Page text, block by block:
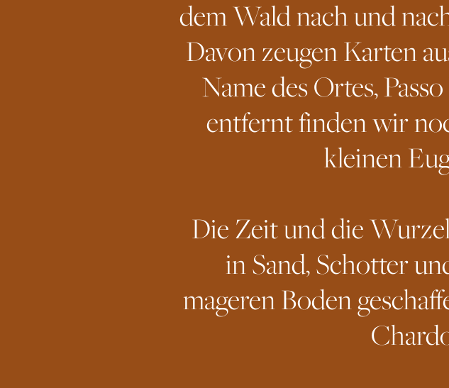
dem Wald nach und
Davon zeugen Karten
Name des Ortes,
entfernt finden wir
kleinen
Die Zeit und die
in Sand, Schotter
mageren Boden